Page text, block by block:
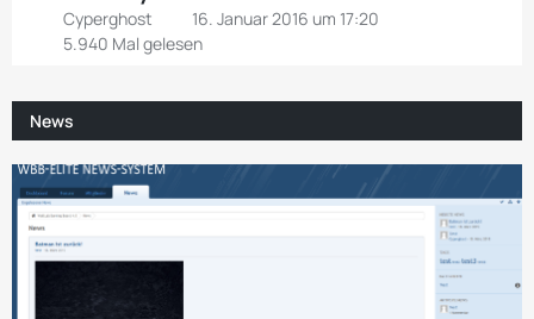
Cyperghost
16. Januar 2016 um 17:20
5.940 Mal gelesen
News